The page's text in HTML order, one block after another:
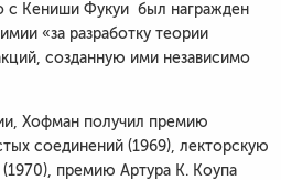
с Кениши Фукуи был награжден
«за разработку теории
созданную ими независимо
Хофман получил премию
соединений (1969), лекторскую
премию Артура К. Коупа